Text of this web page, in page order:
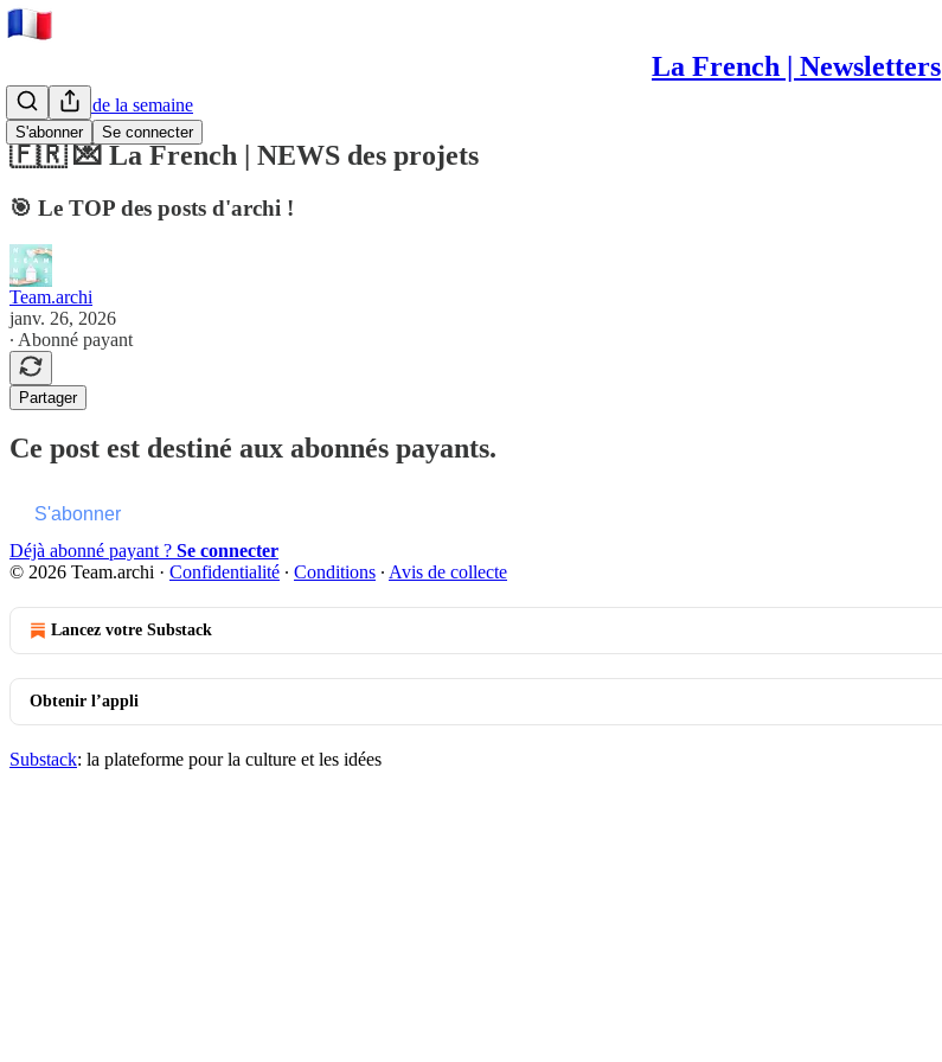
La French | Newsletters
S'abonner Se connecter
💌 NEWS de la semaine
🇫🇷 💌 La French | NEWS des projets
🎯 Le TOP des posts d'archi !
Team.archi
janv. 26, 2026
∙ Abonné payant
Partager
Ce post est destiné aux abonnés payants.
S'abonner
Déjà abonné payant ? Se connecter
© 2026 Team.archi · Confidentialité ∙ Conditions ∙ Avis de collecte
Lancez votre Substack
Obtenir l’appli
Substack: la plateforme pour la culture et les idées